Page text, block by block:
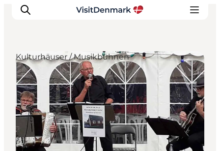
Inspiration
Regionen
Erlebnisse
Unterkünfte
Reiseplanung
Kulturhäuser / Musikbühnen